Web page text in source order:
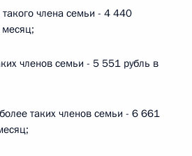
члена семьи - 4 440
членов семьи - 5 551 рубль в
таких членов семьи - 6 661